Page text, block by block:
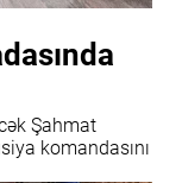
Şahmat
komandasını